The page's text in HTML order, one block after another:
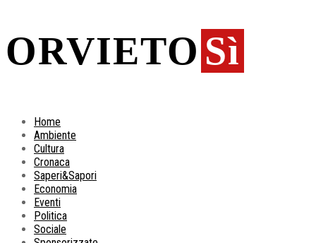
ORVIETO Sì
Home
Ambiente
Cultura
Cronaca
Saperi&Sapori
Economia
Eventi
Politica
Sociale